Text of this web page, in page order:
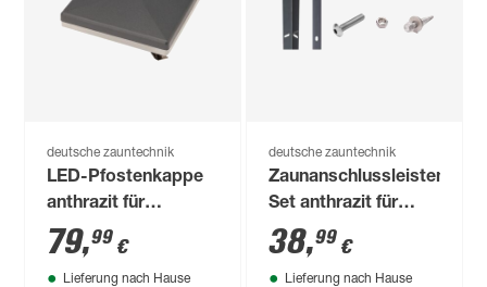
deutsche zauntechnik
LED-Pfostenkappe
anthrazit für
Zaunpfosten 6 x 6
cm
79,99 €
Lieferung nach Hause
deutsche zauntechnik
Zaunanschlussleisten-
Set anthrazit für
Pfosten Typ A, 123
cm
38,99 €
Lieferung nach Hause